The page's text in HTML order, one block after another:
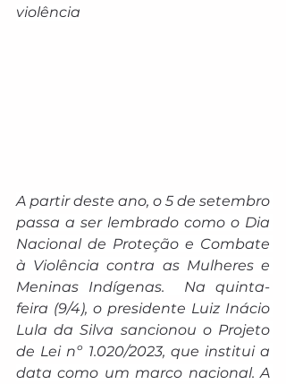
violência
A partir deste ano, o 5 de setembro
passa a ser lembrado como o Dia
Nacional de Proteção e Combate
à Violência contra as Mulheres e
Meninas Indígenas.  Na quinta-
feira (9/4), o presidente Luiz Inácio
Lula da Silva sancionou o Projeto
de Lei nº 1.020/2023, que institui a
data como um marco nacional. A